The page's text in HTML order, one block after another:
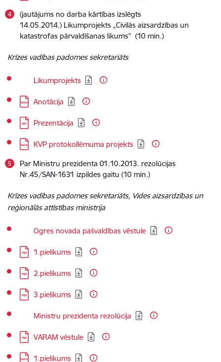
(jautājums no darba kārtības izslēgts
14.05.2014.) Likumprojekts „Civilās aizsardzības un
katastrofas pārvaldīšanas likums” (10 min.)
Krīzes vadības padomes sekretariāts
Lejupielādēt:
Likumprojekts
Lejupielādēt:
Anotācija
Lejupielādēt:
Prezentācija
Lejupielādēt:
KVP protokollēmuma projekts
Par Ministru prezidenta 01.10.2013. rezolūcijas
Nr.45/SAN-1631 izpildes gaitu (10 min.)
Krīzes vadības padomes sekretariāts, Vides aizsardzības un
reģionālās attīstības ministrija
Lejupielādēt:
Ogres novada pašvaldības vēstule
Lejupielādēt:
1.pielikums
Lejupielādēt:
2.pielikums
Lejupielādēt:
3.pielikums
Lejupielādēt:
Ministru prezidenta rezolūcija
Lejupielādēt:
VARAM vēstule
Lejupielādēt:
1.pielikums